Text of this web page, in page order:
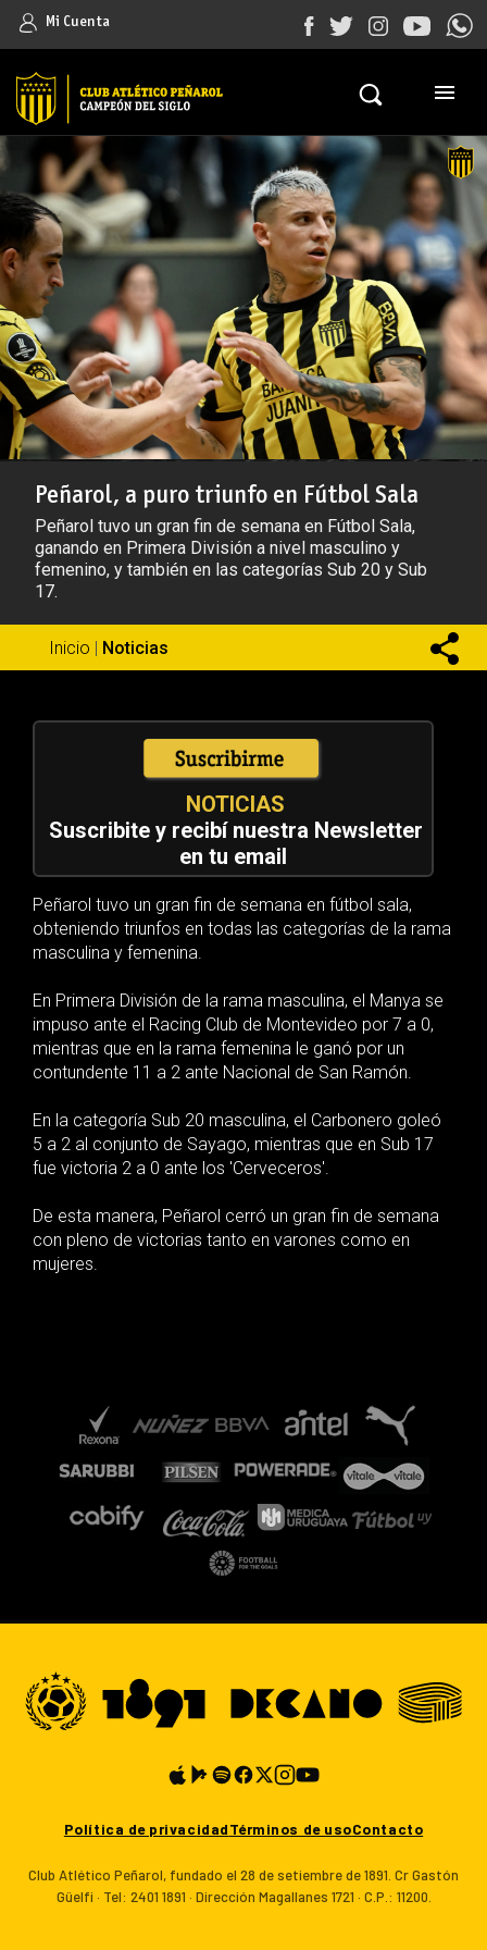
Mi Cuenta
Peñarol, a puro triunfo en Fútbol Sala
Peñarol tuvo un gran fin de semana en Fútbol Sala,
ganando en Primera División a nivel masculino y
femenino, y también en las categorías Sub 20 y Sub
17.
Inicio | Noticias
NOTICIAS
Suscribite y recibí nuestra Newsletter
en tu email
Peñarol tuvo un gran fin de semana en fútbol sala,
obteniendo triunfos en todas las categorías de la rama
masculina y femenina.
En Primera División de la rama masculina, el Manya se
impuso ante el Racing Club de Montevideo por 7 a 0,
mientras que en la rama femenina le ganó por un
contundente 11 a 2 ante Nacional de San Ramón.
En la categoría Sub 20 masculina, el Carbonero goleó
5 a 2 al conjunto de Sayago, mientras que en Sub 17
fue victoria 2 a 0 ante los 'Cerveceros'.
De esta manera, Peñarol cerró un gran fin de semana
con pleno de victorias tanto en varones como en
mujeres.
Política de privacidadTérminos de usoContacto
Club Atlético Peñarol, fundado el 28 de setiembre de 1891. Cr Gastón
Güelfi · Tel: 2401 1891 · Dirección Magallanes 1721 · C.P.: 11200.